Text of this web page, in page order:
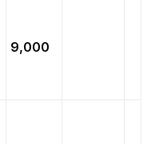
9,000